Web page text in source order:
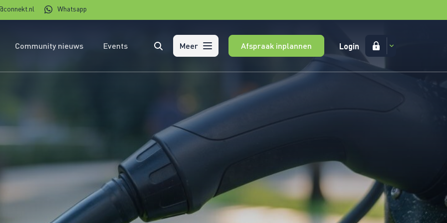
Whatsapp
Community nieuws EventsZoeken Meer Afspraak inplannen Login